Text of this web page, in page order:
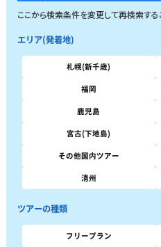
ここから検索条件を変更して再検索する
エリア(発着地)
札幌(新千歳)
福岡
鹿児島
宮古(下地島)
その他国内ツアー
清州
ツアーの種類
フリープラン